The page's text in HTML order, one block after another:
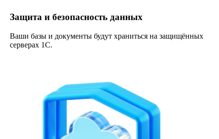
Защита и безопасность данных
Ваши базы и документы будут храниться на защищённых
серверах 1С.